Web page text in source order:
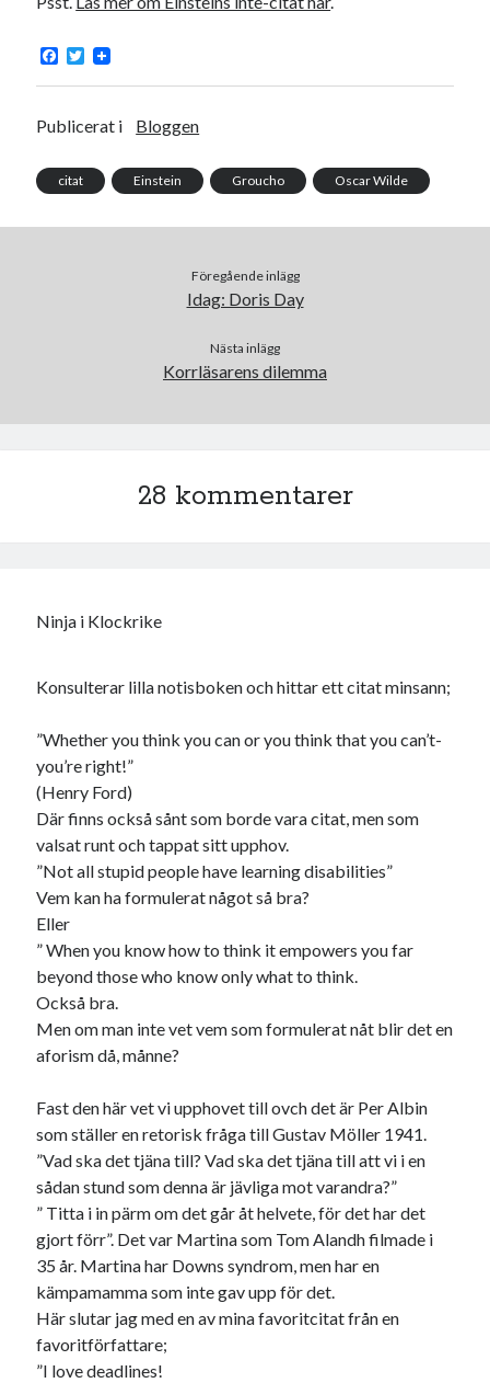
F
c
b
k
T
i
t
Publicerat i Bloggen
citat Einstein Groucho Oscar Wilde
Föregående inlägg
Idag: Doris Day
Nästa inlägg
Korrläsarens dilemma
28 kommentarer
Ninja i Klockrike
Konsulterar lilla notisboken och hittar ett citat minsann;
”Whether you think you can or you think that you can’t-
you’re right!”
(Henry Ford)
Där finns också sånt som borde vara citat, men som
valsat runt och tappat sitt upphov.
”Not all stupid people have learning disabilities”
Vem kan ha formulerat något så bra?
Eller
” When you know how to think it empowers you far
beyond those who know only what to think.
Också bra.
Men om man inte vet vem som formulerat nåt blir det en
aforism då, månne?
Fast den här vet vi upphovet till ovch det är Per Albin
som ställer en retorisk fråga till Gustav Möller 1941.
”Vad ska det tjäna till? Vad ska det tjäna till att vi i en
sådan stund som denna är jävliga mot varandra?”
” Titta i in pärm om det går åt helvete, för det har det
gjort förr”. Det var Martina som Tom Alandh filmade i
35 år. Martina har Downs syndrom, men har en
kämpamamma som inte gav upp för det.
Här slutar jag med en av mina favoritcitat från en
favoritförfattare;
”I love deadlines!